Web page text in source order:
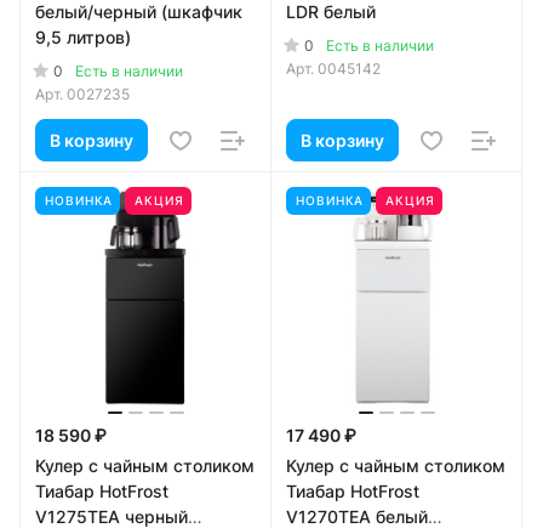
белый/черный (шкафчик
9,5 литров)
0
Есть в наличии
Арт. 0027235
В корзину
LDR белый
0
Есть в наличии
Арт. 0045142
В корзину
НОВИНКА АКЦИЯ
18 590 ₽
Кулер с чайным столиком
Тиабар HotFrost
V1275TEA черный
НОВИНКА АКЦИЯ
17 490 ₽
Кулер с чайным столиком
Тиабар HotFrost
V1270TEA белый